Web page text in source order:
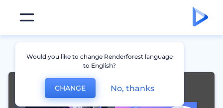
Would you like to change Renderforest language
to English?
CHANGE No, thanks